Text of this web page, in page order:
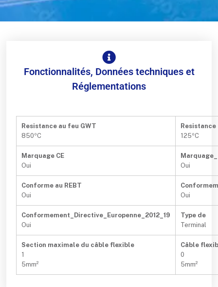
Fonctionnalités, Données techniques et
Réglementations
Resistance au feu GWT
850ºC
125ºC
Marquage CE
Oui
Oui
Conforme au REBT
Oui
Oui
Conformement_Directive_Europenne_2012_19
Oui
Type de
Terminal
Section maximale du câble flexible
1
5mm²
Câble
0
5mm²